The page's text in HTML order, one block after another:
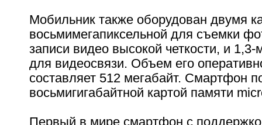
Мобильник также оборудован двумя
восьмимегапиксельной для съемки
записи видео высокой четкости, и 1,3-
для видеосвязи. Объем его
составляет 512 мегабайт. Смартфон
восьмигигабайтной картой памяти
Первый в мире смартфон с